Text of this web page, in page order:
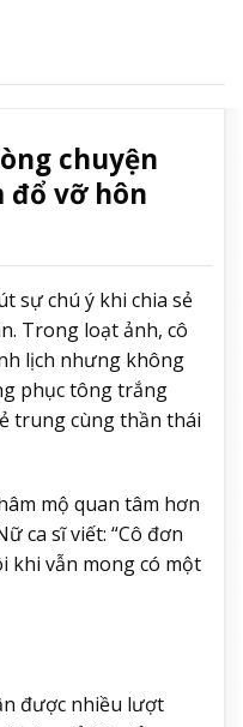
chuyện
đổ vỡ hôn
sự chú ý khi chia sẻ
Trong loạt ảnh, cô
lịch nhưng không
phục tông trắng
trung cùng thần thái
mộ quan tâm hơn
ca sĩ viết: “Cô đơn
khi vẫn mong có một
được nhiều lượt